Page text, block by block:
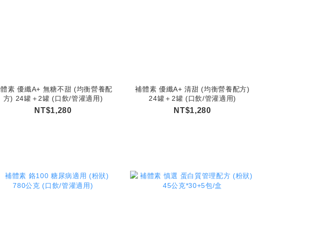
素 優纖A+ 無糖不甜 (均衡營養配
方) 24罐＋2罐 (口飲/管灌適用)
NT$1,280
補體素 優纖A+ 清甜 (均衡營養配方)
24罐＋2罐 (口飲/管灌適用)
NT$1,280